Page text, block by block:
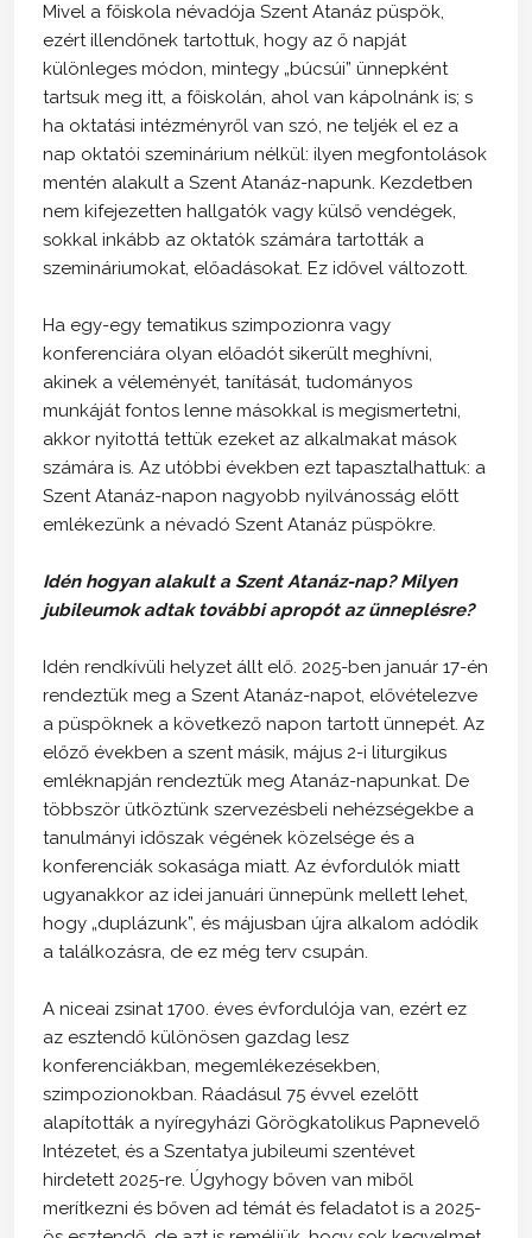
Mivel a főiskola névadója Szent Atanáz püspök,
ezért illendőnek tartottuk, hogy az ő napját
különleges módon, mintegy „búcsúi” ünnepként
tartsuk meg itt, a főiskolán, ahol van kápolnánk is; s
ha oktatási intézményről van szó, ne teljék el ez a
nap oktatói szeminárium nélkül: ilyen megfontolások
mentén alakult a Szent Atanáz-napunk. Kezdetben
nem kifejezetten hallgatók vagy külső vendégek,
sokkal inkább az oktatók számára tartották a
szemináriumokat, előadásokat. Ez idővel változott.
Ha egy-egy tematikus szimpozionra vagy
konferenciára olyan előadót sikerült meghívni,
akinek a véleményét, tanítását, tudományos
munkáját fontos lenne másokkal is megismertetni,
akkor nyitottá tettük ezeket az alkalmakat mások
számára is. Az utóbbi években ezt tapasztalhattuk: a
Szent Atanáz-napon nagyobb nyilvánosság előtt
emlékezünk a névadó Szent Atanáz püspökre.
Idén hogyan alakult a Szent Atanáz-nap? Milyen
jubileumok adtak további apropót az ünneplésre?
Idén rendkívüli helyzet állt elő. 2025-ben január 17-én
rendeztük meg a Szent Atanáz-napot, elővételezve
a püspöknek a következő napon tartott ünnepét. Az
előző években a szent másik, május 2-i liturgikus
emléknapján rendeztük meg Atanáz-napunkat. De
többször ütköztünk szervezésbeli nehézségekbe a
tanulmányi időszak végének közelsége és a
konferenciák sokasága miatt. Az évfordulók miatt
ugyanakkor az idei januári ünnepünk mellett lehet,
hogy „duplázunk”, és májusban újra alkalom adódik
a találkozásra, de ez még terv csupán.
A niceai zsinat 1700. éves évfordulója van, ezért ez
az esztendő különösen gazdag lesz
konferenciákban, megemlékezésekben,
szimpozionokban. Ráadásul 75 évvel ezelőtt
alapították a nyíregyházi Görögkatolikus Papnevelő
Intézetet, és a Szentatya jubileumi szentévet
hirdetett 2025-re. Úgyhogy bőven van miből
merítkezni és bőven ad témát és feladatot is a 2025-